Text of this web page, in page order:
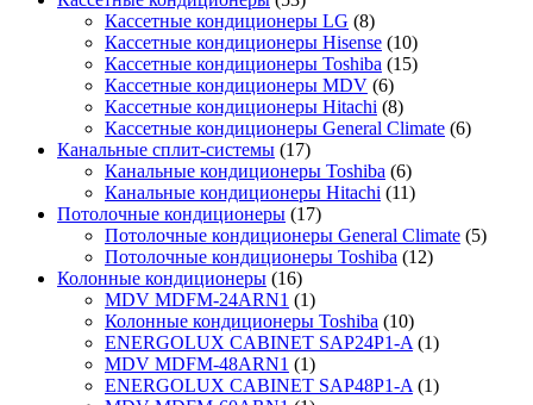
Кассетные кондиционеры LG (8)
Кассетные кондиционеры Hisense (10)
Кассетные кондиционеры Toshiba (15)
Кассетные кондиционеры MDV (6)
Кассетные кондиционеры Hitachi (8)
Кассетные кондиционеры General Climate (6)
Канальные сплит-системы (17)
Канальные кондиционеры Toshiba (6)
Канальные кондиционеры Hitachi (11)
Потолочные кондиционеры (17)
Потолочные кондиционеры General Climate (5)
Потолочные кондиционеры Toshiba (12)
Колонные кондиционеры (16)
MDV MDFM-24ARN1 (1)
Колонные кондиционеры Toshiba (10)
ENERGOLUX CABINET SAP24P1-A (1)
MDV MDFM-48ARN1 (1)
ENERGOLUX CABINET SAP48P1-A (1)